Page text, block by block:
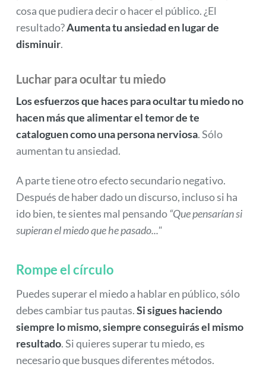
cosa que pudiera decir o hacer el público. ¿El
resultado?Aumenta tu ansiedad en lugar de
disminuir.
Luchar para ocultar tu miedo
Los esfuerzos que haces para ocultar tu miedo no
hacen más que alimentar el temor de te
cataloguen como una persona nerviosa. Sólo
aumentan tu ansiedad.
A parte tiene otro efecto secundario negativo.
Después de haber dado un discurso, incluso si ha
ido bien, te sientes mal pensando“Que pensarían si
supieran el miedo que he pasado..."
Rompe el círculo
Puedes superar el miedo a hablar en público, sólo
debes cambiar tus pautas.Si sigues haciendo
siempre lo mismo, siempre conseguirás el mismo
resultado. Si quieres superar tu miedo, es
necesario que busques diferentes métodos.